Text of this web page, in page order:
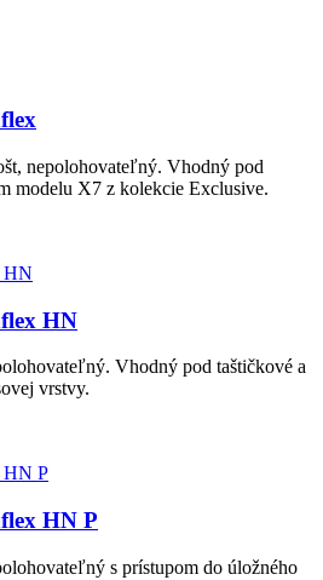
nepolohovateľný. Vhodný pod
modelu X7 z kolekcie Exclusive.
HN
Vhodný pod taštičkové a
vrstvy.
HN P
s prístupom do úložného